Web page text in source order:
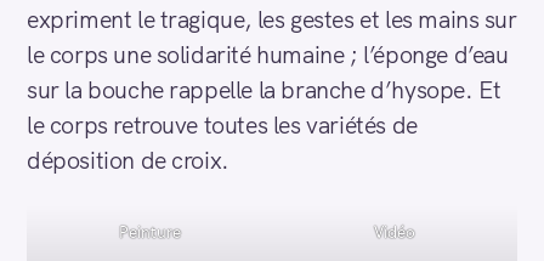
expriment le tragique, les gestes et les mains sur
le corps une solidarité humaine ; l’éponge d’eau
sur la bouche rappelle la branche d’hysope. Et
le corps retrouve toutes les variétés de
déposition de croix.
Peinture Vidéo